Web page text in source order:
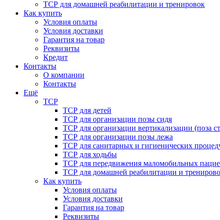
ТСР для домашней реабилитации и тренировок
Как купить
Условия оплаты
Условия доставки
Гарантия на товар
Реквизиты
Кредит
Контакты
О компании
Контакты
Ещё
ТСР
ТСР для детей
ТСР для организации позы сидя
ТСР для организации вертикализации (поза
ТСР для организации позы лежа
ТСР для санитарных и гигиенических
ТСР для ходьбы
ТСР для передвижения маломобильных
ТСР для домашней реабилитации и
Как купить
Условия оплаты
Условия доставки
Гарантия на товар
Реквизиты